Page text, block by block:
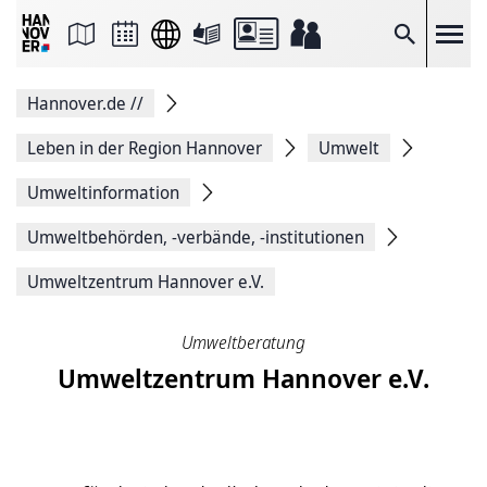
Suche
Seite
Facebook
teilen
Seitenlink
Seite
Hannover.de //
Leben in der Region Hannover
Umwelt
Umweltinformation
Umweltbehörden, -verbände, -institutionen
Umweltzentrum Hannover e.V.
Umweltberatung
Umweltzentrum Hannover e.V.